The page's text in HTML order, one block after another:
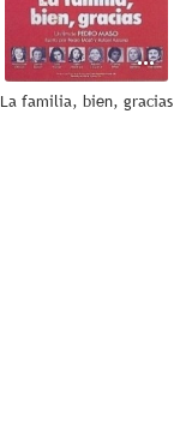
La familia, bien, gracias